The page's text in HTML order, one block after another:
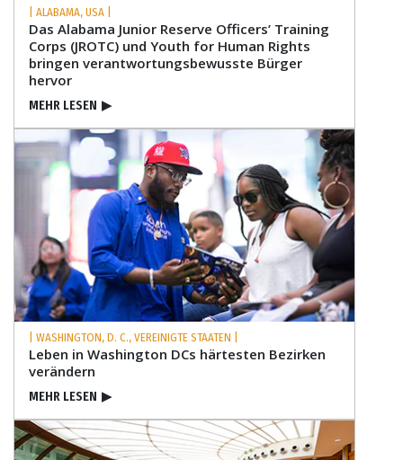
| ALABAMA, USA |
Das Alabama Junior Reserve Officers’ Training
Corps (JROTC) und Youth for Human Rights
bringen verantwortungs­bewusste Bürger
hervor
MEHR LESEN ▶
| WASHINGTON, D. C., VEREINIGTE STAATEN |
Leben in Washington DCs härtesten Bezirken
verändern
MEHR LESEN ▶